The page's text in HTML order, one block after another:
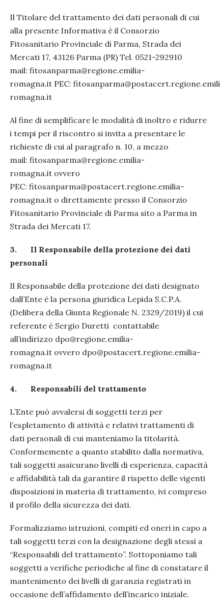
Il Titolare del trattamento dei dati personali di cui
alla presente Informativa è il Consorzio
Fitosanitario Provinciale di Parma, Strada dei
Mercati 17, 43126 Parma (PR) Tel. 0521-292910
mail: fitosanparma@regione.emilia-
romagna.it PEC:
romagna.it
Al fine di semplificare le modalità di inoltro e ridurre
i tempi per il riscontro si invita a presentare le
richieste di cui al paragrafo n. 10, a mezzo
mail: fitosanparma@regione.emilia-
romagna.it ovvero
PEC: fitosanparma@postacert.regione.emilia-
romagna.it o direttamente presso il Consorzio
Fitosanitario Provinciale di Parma sito a Parma in
Strada dei Mercati 17.
3. Il Responsabile della protezione dei dati
personali
Il Responsabile della protezione dei dati designato
dall’Ente è la persona giuridica Lepida S.C.P.A.
(Delibera della Giunta Regionale N. 2329/2019) il cui
referente è Sergio Duretti contattabile
all’indirizzo dpo@regione.emilia-
romagna.it ovvero dpo@postacert.regione.emilia-
romagna.it
4. Responsabili del trattamento
L’Ente può avvalersi di soggetti terzi per
l’espletamento di attività e relativi trattamenti di
dati personali di cui manteniamo la titolarità.
Conformemente a quanto stabilito dalla normativa,
tali soggetti assicurano livelli di esperienza, capacità
e affidabilità tali da garantire il rispetto delle vigenti
disposizioni in materia di trattamento, ivi compreso
il profilo della sicurezza dei dati.
Formalizziamo istruzioni, compiti ed oneri in capo a
tali soggetti terzi con la designazione degli stessi a
“Responsabili del trattamento”. Sottoponiamo tali
soggetti a verifiche periodiche al fine di constatare il
mantenimento dei livelli di garanzia registrati in
occasione dell’affidamento dell’incarico iniziale.